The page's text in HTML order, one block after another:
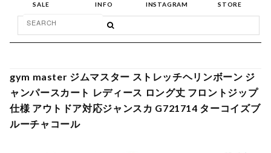
SALE INFO INSTAGRAM STORE
gym master ジムマスター ストレッチヘリンボーン ジ
ャンパースカート レディース ロング丈 フロントジップ
仕様 アウトドア対応ジャンスカ G721714 ターコイズブ
ルーチャコール